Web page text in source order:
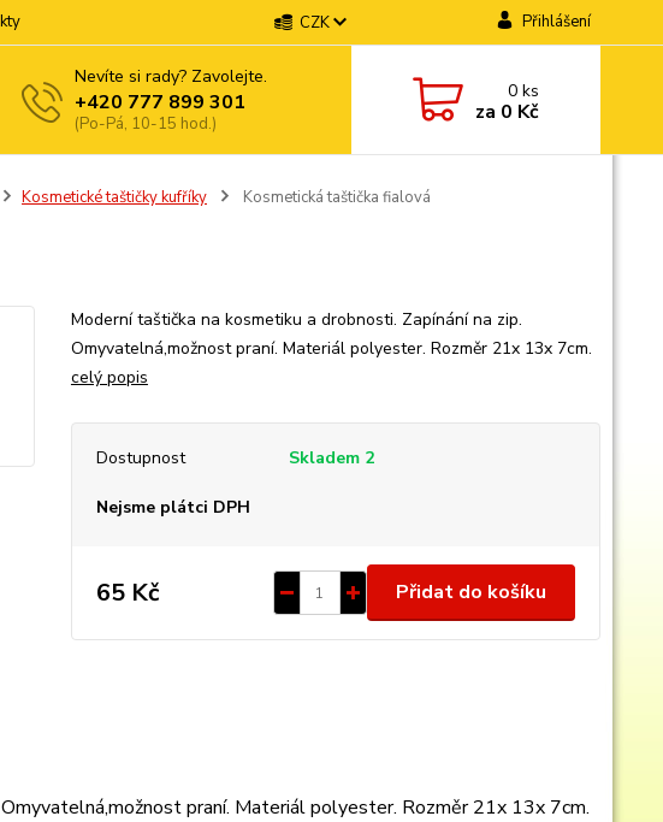
CZK Přihlášení
Nevíte si rady? Zavolejte.
+420 777 899 301
(Po-Pá, 10-15 hod.)
0ks
za 0 Kč
Kosmetické taštičky kufříky Kosmetická taštička fialová
Moderní taštička na kosmetiku a drobnosti. Zapínání na zip.
Omyvatelná,možnost praní. Materiál polyester. Rozměr 21x 13x 7cm.
celý popis
Dostupnost Skladem 2
Nejsme plátci DPH
65 Kč Přidat do košíku
praní. Materiál polyester. Rozměr 21x 13x 7cm.